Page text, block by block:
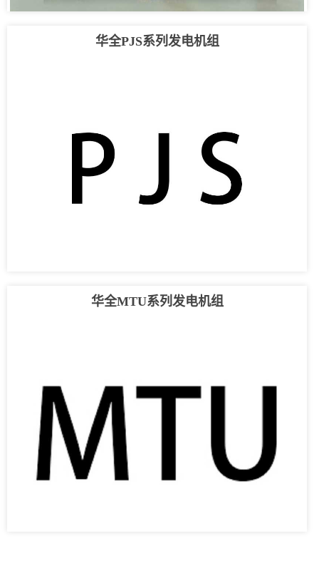
华全PJS系列发电机组
华全MTU系列发电机组